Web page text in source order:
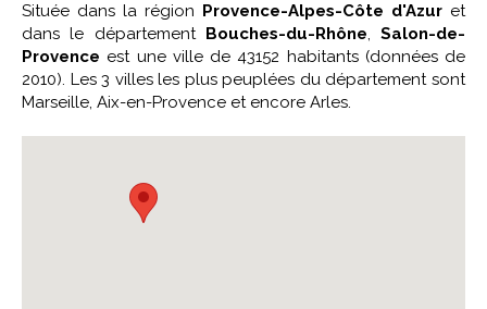
Située dans la région Provence-Alpes-Côte d'Azur et
dans le département Bouches-du-Rhône, Salon-de-
Provence est une ville de 43152 habitants (données de
2010). Les 3 villes les plus peuplées du département sont
Marseille, Aix-en-Provence et encore Arles.